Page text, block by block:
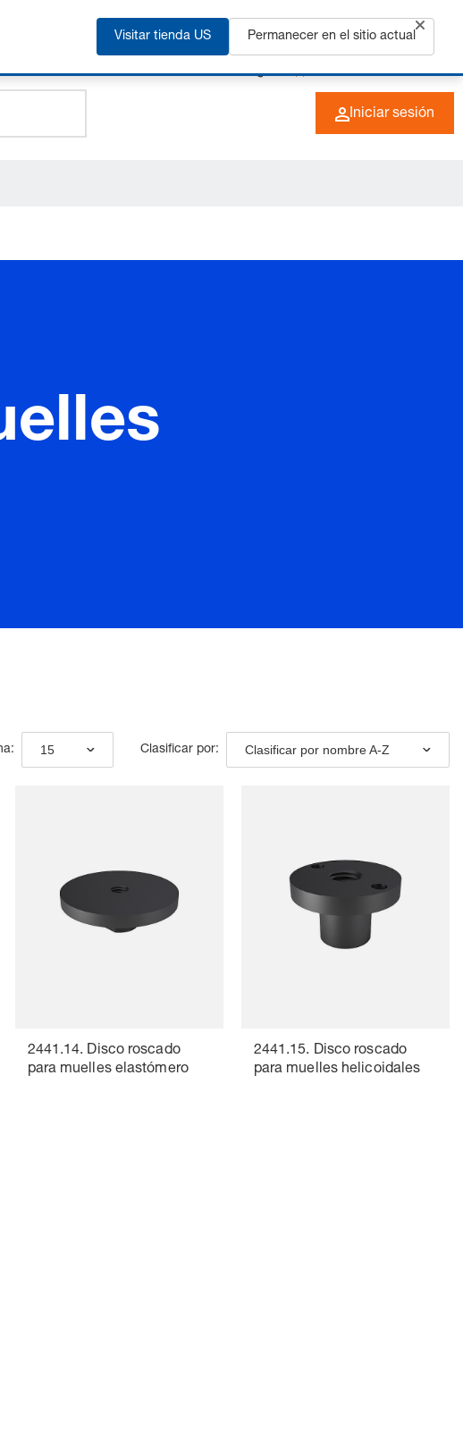
+49 (0) 6266 73-0 ES
Iniciar sesión
15 Clasificar por: Clasificar por nombre A-Z
2441.14. Disco roscado
para muelles elastómero
2441.15. Disco roscado
para muelles helicoidales
Visitar tienda US Permanecer en el sitio actual